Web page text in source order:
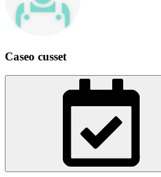
Caseo cusset